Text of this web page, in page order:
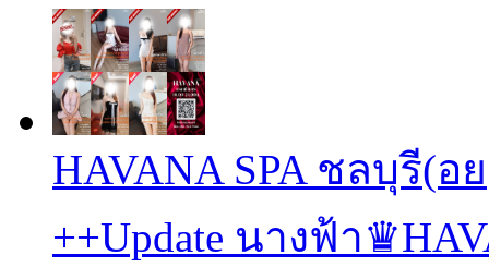
HAVANA SPA ชลบุรี(อย
++Update นางฟ้า